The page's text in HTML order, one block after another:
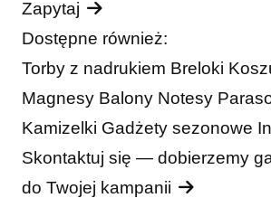
Zapytaj
Dostępne również:
Torby z nadrukiem Breloki
Magnesy Balony Notesy
Kamizelki Gadżety sezonowe
Skontaktuj się — dobierzemy
do Twojej kampanii